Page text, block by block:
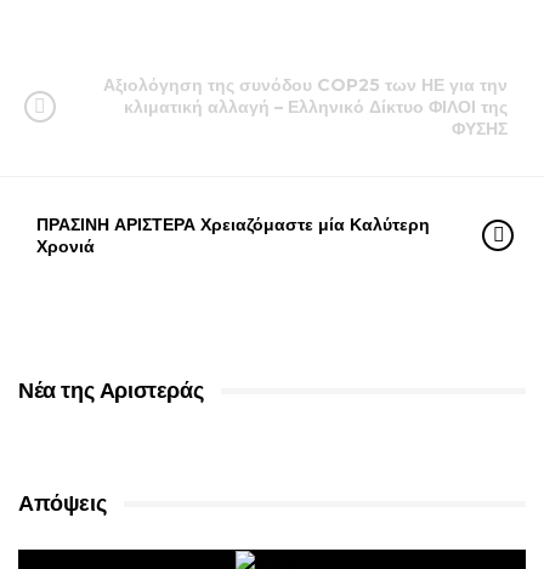
Αξιολόγηση της συνόδου COP25 των ΗΕ για την
κλιματική αλλαγή – Ελληνικό Δίκτυο ΦΙΛΟΙ της
ΦΥΣΗΣ
ΠΡΑΣΙΝΗ ΑΡΙΣΤΕΡΑ Χρειαζόμαστε μία Καλύτερη
Χρονιά
Νέα της Αριστεράς
Απόψεις